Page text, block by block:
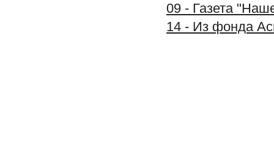
09 - Газета
14 - Из фонда